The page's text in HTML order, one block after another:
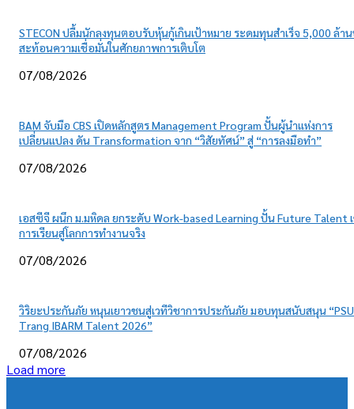
STECON ปลื้มนักลงทุนตอบรับหุ้นกู้เกินเป้าหมาย ระดมทุนสำเร็จ 5,000 ล้า
สะท้อนความเชื่อมั่นในศักยภาพการเติบโต
07/08/2026
BAM จับมือ CBS เปิดหลักสูตร Management Program ปั้นผู้นำแห่งการ
เปลี่ยนแปลง ดัน Transformation จาก “วิสัยทัศน์” สู่ “การลงมือทำ”
07/08/2026
เอสซีจี ผนึก ม.มหิดล ยกระดับ Work-based Learning ปั้น Future Talent
การเรียนสู่โลกการทำงานจริง
07/08/2026
วิริยะประกันภัย หนุนเยาวชนสู่เวทีวิชาการประกันภัย มอบทุนสนับสนุน “PSU
Trang IBARM Talent 2026”
07/08/2026
Load more